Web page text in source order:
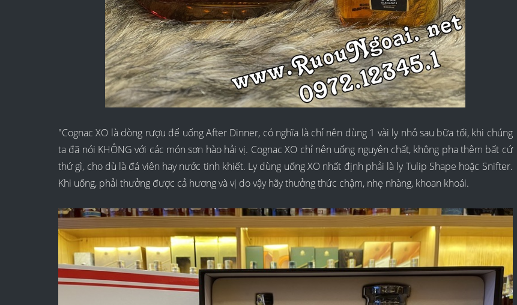
"Cognac XO là dòng rượu để uống After Dinner, có nghĩa là chỉ nên dùng 1 vài ly nhỏ sau bữa tối, khi chúng
ta đã nói KHÔNG với các món sơn hào hải vị. Cognac XO chỉ nên uống nguyên chất, không pha thêm bất cứ
thứ gì, cho dù là đá viên hay nước tinh khiết. Ly dùng uống XO nhất định phải là ly Tulip Shape hoặc Snifter.
Khi uống, phải thưởng được cả hương và vị do vậy hãy thưởng thức chậm, nhẹ nhàng, khoan khoái.